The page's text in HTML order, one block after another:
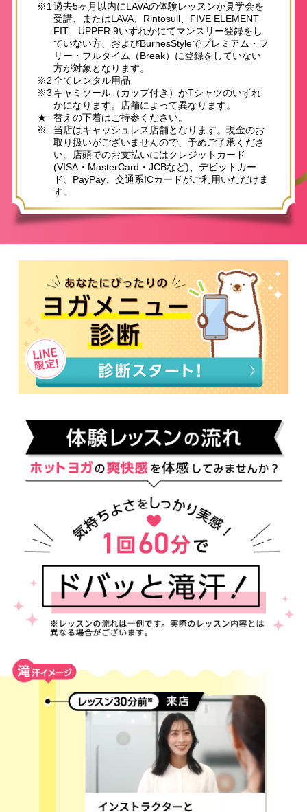
※1過去5ヶ月以内にLAVAの体験レッスンか見学会を
受講、またはLAVA、Rintosull、FIVE ELEMENT
FIT、UPPER 9いずれかにてマンスリー登録をし
ていない方、およびBurnesStyleでプレミアム・フ
リー・フルタイム（Break）に登録をしていない
方が対象となります。
※2全てレンタル用品
※3 キャミソール（カップ付き）かTシャツのいずれ
かになります。店舗によって異なります。
★
替えの下着はご持参ください。
※
当店はキャッシュレス店舗となります。現金のお
取り扱いがございませんので、予めご了承くださ
い。店頭でのお支払いにはクレジットカード
(VISA・MasterCard・JCBなど)、デビットカー
ド、PayPay、交通系ICカードがご利用いただけま
す。